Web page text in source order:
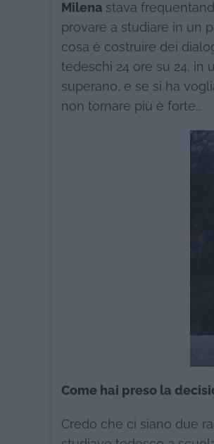
Milena stava
provare a studiare in un
cosa è costruire dei
tedeschi 24 ore su 24, in
superano, e se si ha
non tornare più è forte…
Come hai preso la
Credo che ci siano due